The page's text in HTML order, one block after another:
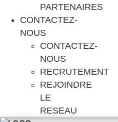
PARTENAIRES
CONTACTEZ-
NOUS
CONTACTEZ-
NOUS
RECRUTEMENT
REJOINDRE
LE
RESEAU